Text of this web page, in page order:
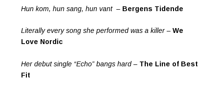
Hun kom, hun sang, hun vant – Bergens Tidende
Literally every song she performed was a killer – We
Love Nordic
Her debut single “Echo” bangs hard– The Line of Best
Fit